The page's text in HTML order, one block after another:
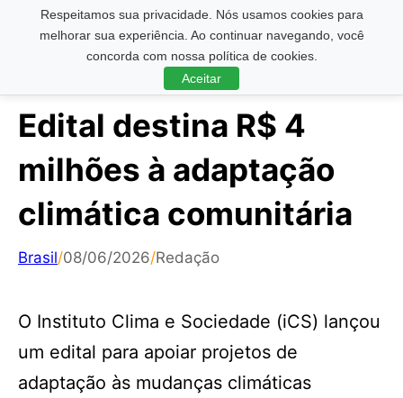
Respeitamos sua privacidade. Nós usamos cookies para
melhorar sua experiência. Ao continuar navegando, você
concorda com nossa política de cookies.
Aceitar
Pesquisar ...
Edital destina R$ 4
milhões à adaptação
climática comunitária
Brasil/08/06/2026/Redação
O Instituto Clima e Sociedade (iCS) lançou
um edital para apoiar projetos de
adaptação às mudanças climáticas